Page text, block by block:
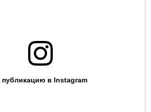
публикацию в Instagram